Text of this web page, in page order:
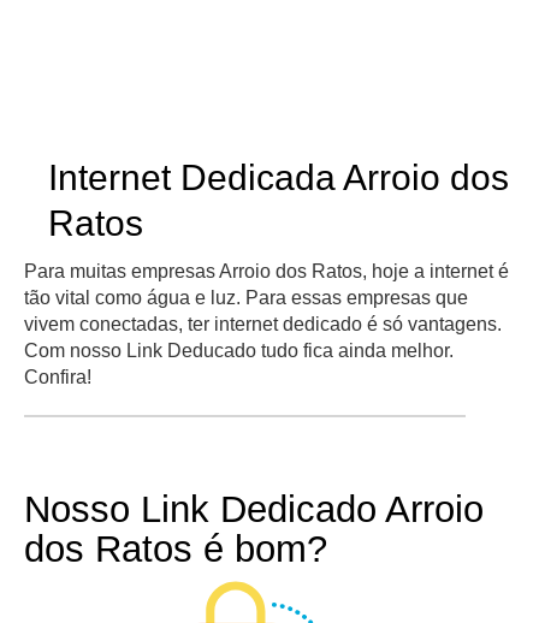
Internet Dedicada Arroio dos
Ratos
Para muitas empresas Arroio dos Ratos, hoje a internet é
tão vital como água e luz. Para essas empresas que
vivem conectadas, ter internet dedicado é só vantagens.
Com nosso Link Deducado tudo fica ainda melhor.
Confira!
Nosso Link Dedicado Arroio
dos Ratos é bom?